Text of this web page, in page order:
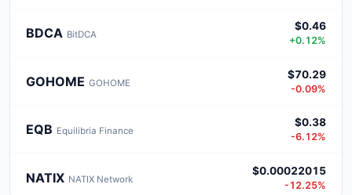
BDCA BitDCA
$0.46
+0.12%
GOHOME GOHOME
$70.29
-0.09%
EQB Equilibria Finance
$0.38
-6.12%
NATIX NATIX Network
$0.00022015
-12.25%